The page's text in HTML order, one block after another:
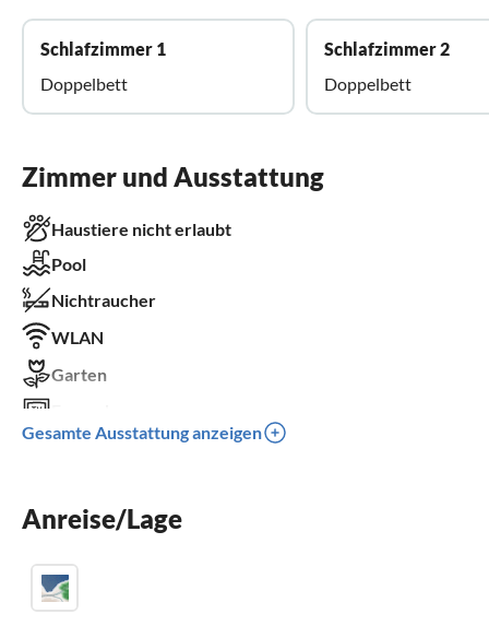
Schlafzimmer 1
Doppelbett
Schlafzimmer 2
Doppelbett
Zimmer und Ausstattung
Haustiere nicht erlaubt
Pool
Nichtraucher
WLAN
Garten
Terrasse
Kinderbett
Gesamte Ausstattung anzeigen
Anreise/Lage